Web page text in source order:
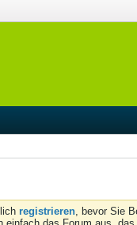
registrieren, bevor Sie